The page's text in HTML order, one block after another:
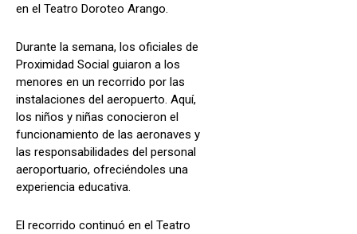
en el Teatro Doroteo Arango.
Durante la semana, los oficiales de
Proximidad Social guiaron a los
menores en un recorrido por las
instalaciones del aeropuerto. Aquí,
los niños y niñas conocieron el
funcionamiento de las aeronaves y
las responsabilidades del personal
aeroportuario, ofreciéndoles una
experiencia educativa.
El recorrido continuó en el Teatro